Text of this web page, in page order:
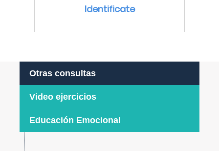
Identificate
Otras consultas
Video ejercicios
Educación Emocional